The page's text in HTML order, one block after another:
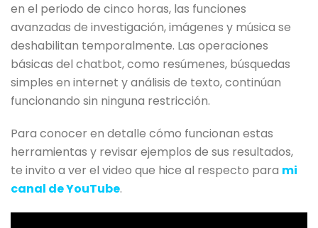
en el periodo de cinco horas, las funciones
avanzadas de investigación, imágenes y música se
deshabilitan temporalmente. Las operaciones
básicas del chatbot, como resúmenes, búsquedas
simples en internet y análisis de texto, continúan
funcionando sin ninguna restricción.
Para conocer en detalle cómo funcionan estas
herramientas y revisar ejemplos de sus resultados,
te invito a ver el video que hice al respecto para mi
canal de YouTube.